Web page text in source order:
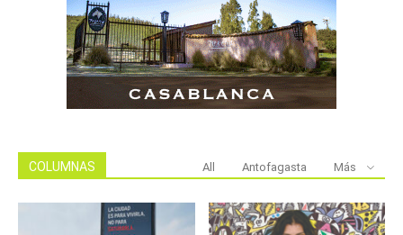
COLUMNAS All Antofagasta Más